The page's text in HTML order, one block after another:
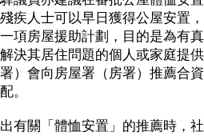
疾人士可以早日獲得公屋安置
項房屋援助計劃，目的是為有
決其居住問題的個人或家庭提
）會向房屋署（房署）推薦合
。
關「體恤安置」的推薦時，社